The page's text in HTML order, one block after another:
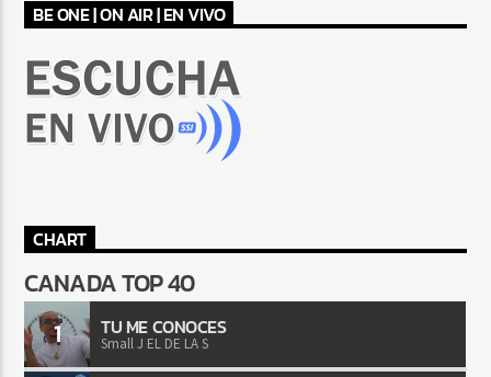
BE ONE | ON AIR | EN VIVO
CHART
CANADA TOP 40
1 TU ME CONOCES
Small J EL DE LA S